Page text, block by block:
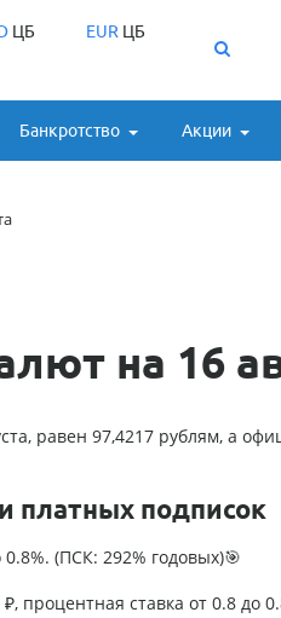
ЦБ EUR ЦБ
Банкротство Акции
на 16
равен 97,4217 рублям, а
платных подписок
(ПСК: 292% годовых)🎯
процентная ставка от 0.8 до